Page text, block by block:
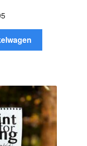
Huidige
prijs
is:
€49.95.